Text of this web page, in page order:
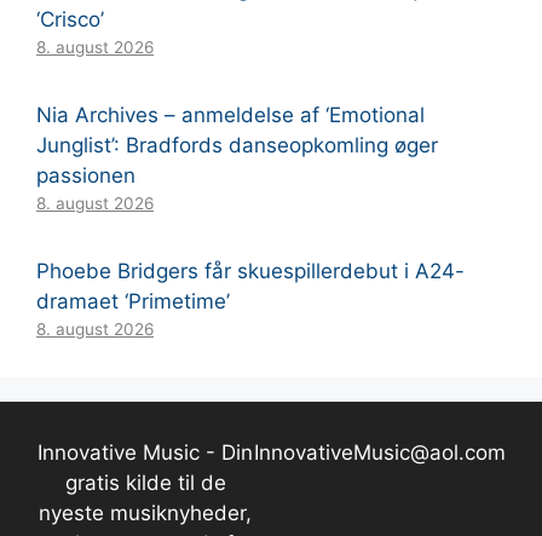
‘Crisco’
8. august 2026
Nia Archives – anmeldelse af ‘Emotional
Junglist’: Bradfords danseopkomling øger
passionen
8. august 2026
Phoebe Bridgers får skuespillerdebut i A24-
dramaet ‘Primetime’
8. august 2026
Innovative Music - Din
gratis kilde til de
nyeste musiknyheder,
InnovativeMusic@aol.com